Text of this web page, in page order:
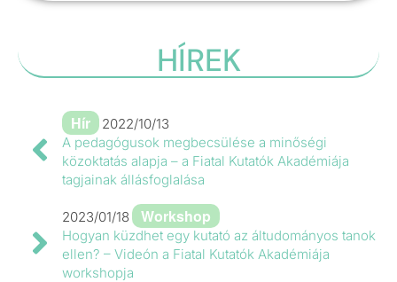
HÍREK
Hír
2022/10/13
A pedagógusok megbecsülése a minőségi
közoktatás alapja – a Fiatal Kutatók Akadémiája
tagjainak állásfoglalása
2023/01/18 Workshop
Hogyan küzdhet egy kutató az áltudományos tanok
ellen? – Videón a Fiatal Kutatók Akadémiája
workshopja